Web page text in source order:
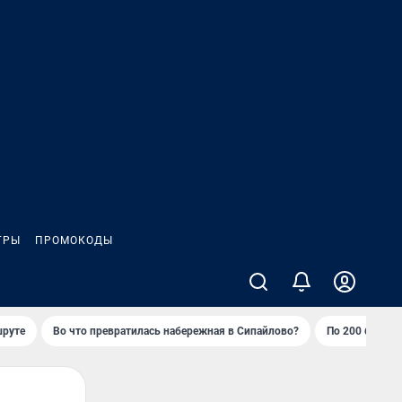
ПРОМОКОДЫ
Во что превратилась набережная в Сипайлово? По 200